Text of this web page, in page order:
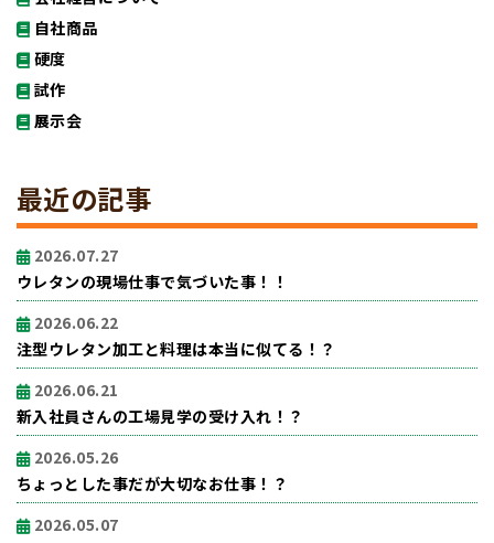
自社商品
硬度
試作
展示会
最近の記事
2026.07.27
ウレタンの現場仕事で気づいた事！！
2026.06.22
注型ウレタン加工と料理は本当に似てる！？
2026.06.21
新入社員さんの工場見学の受け入れ！？
2026.05.26
ちょっとした事だが大切なお仕事！？
2026.05.07